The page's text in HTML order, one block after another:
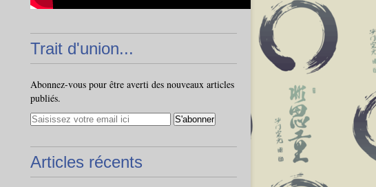
Trait d'union...
Abonnez-vous pour être averti des nouveaux articles
publiés.
Articles récents